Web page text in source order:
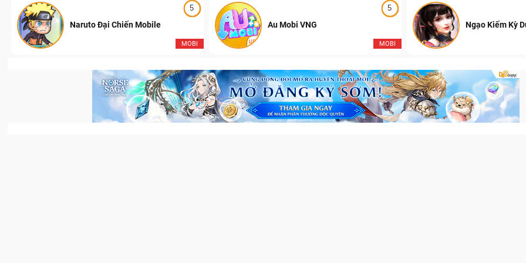
5
MOBI
Naruto Đại Chiến Mobile
5
MOBI
Au Mobi VNG Ngạo Kiếm Kỳ